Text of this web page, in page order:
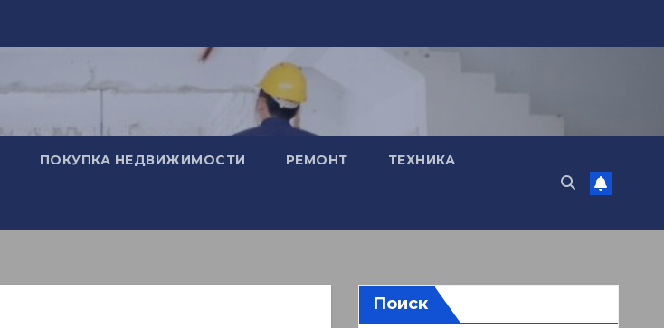
ПОКУПКА НЕДВИЖИМОСТИ РЕМОНТ ТЕХНИКА
Поиск